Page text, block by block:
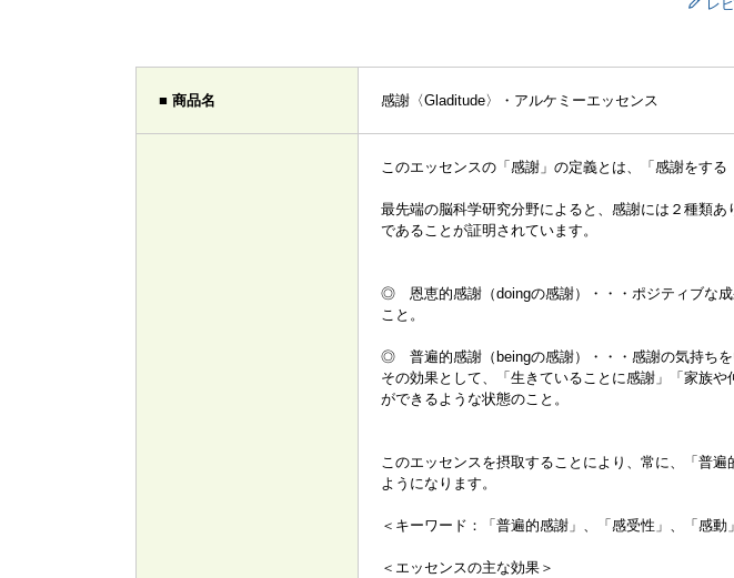
レ
■ 商品名 感謝〈Gladitude〉・アルケミーエッセンス
このエッセンスの「感謝」の定義とは、「感謝をす
最先端の脳科学研究分野によると、感謝には２種類
であることが証明されています。
◎ 恩恵的感謝（doingの感謝）・・・ポジティブな成
こと。
◎ 普遍的感謝（beingの感謝）・・・感謝の気持ちを
その効果として、「生きていることに感謝」「家族
ができるような状態のこと。
このエッセンスを摂取することにより、常に、「普
ようになります。
＜キーワード：「普遍的感謝」、「感受性」、「感動
＜エッセンスの主な効果＞